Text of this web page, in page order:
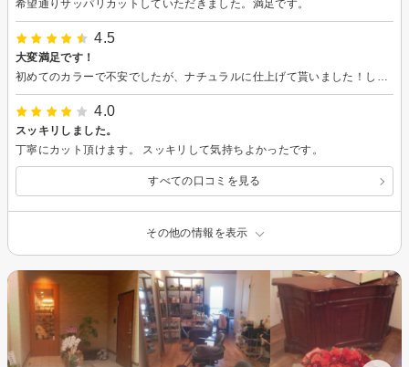
希望通りサッパリカットしていただきました。満足です。
4.5
大変満足です！
初めてのカラーで不安でしたが、ナチュラルに仕上げて貰いました！しっかりとした問診?とお客様対応が良かったです。アフターケアも教えてくださったり、髪型を真似る上でのアドバイスもあったりとてもいい印象でした！シャンプーが気持ち良かったです！雰囲気がちょっぴり暗いなという印象を受け取りました。
4.0
スッキリしました。
丁寧にカット頂けます。 スッキリして気持ちよかったです。
すべての口コミを見る
その他の情報を表示